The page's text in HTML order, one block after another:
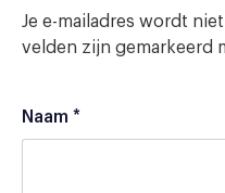
Je e-mailadres wordt
velden zijn gemarkeerd
Naam *